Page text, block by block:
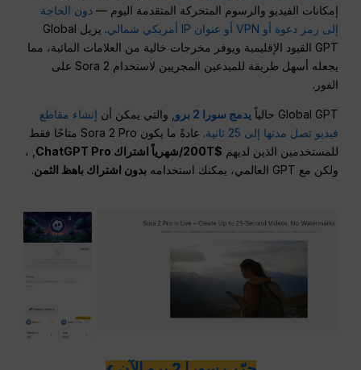
إمكانات الفيديو والرسوم المتحركة المتقدمة اليوم —دون الحاجة
إلى رمز دعوة أو VPN أو عنوان IP أمريكي شمالي
. يزيل Global
GPT القيود الإقليمية ويوفر مخرجات خالية من العلامات المائية، مما
يجعله أسهل طريقة للمبدعين المجريين لاستخدام Sora 2 على
الفور.
Global GPT حالياً يدمج سورا 2 برو , والتي يمكن أن إنشاء مقاطع
فيديو تصل مدتها إلى 25 ثانية
. عادةً ما يكون Sora 2 Pro متاحًا فقط
للمستخدمين الذين لديهم $200T/شهرياً اشتراك ChatGPT Pro
, ،
ولكن مع GPT العالمي، يمكنك استخدامه
بدون اشتراك باهظ الثمن.